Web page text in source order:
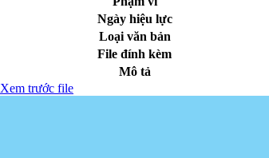
Ngày hiệu lực
Loại văn bản
File đính kèm
Mô tả
Xem trước file